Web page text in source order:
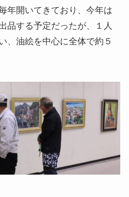
年開いてきており、今年は
品する予定だったが、１人
、油絵を中心に全体で約５